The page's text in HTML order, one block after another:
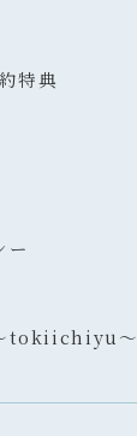
特典
tokiichiyu～